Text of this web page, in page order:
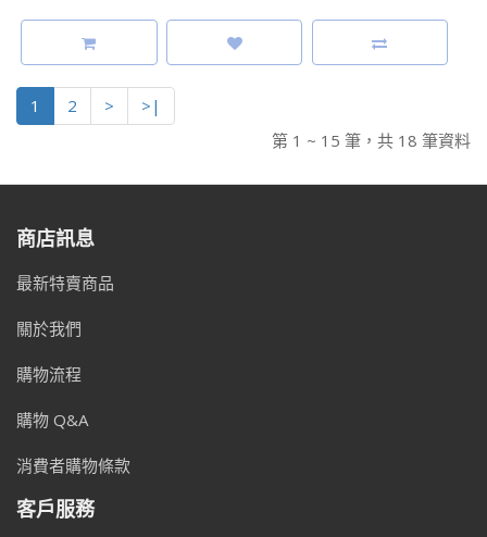
1 2 >
>|
第 1 ~ 15 筆，共 18 筆資料
商店訊息
最新特賣商品
關於我們
購物流程
購物 Q&A
消費者購物條款
客戶服務